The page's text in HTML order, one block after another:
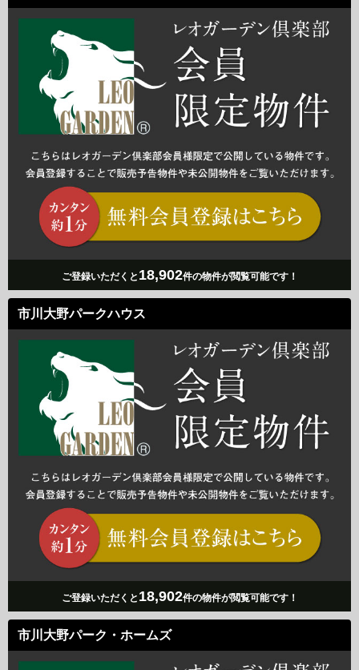
ご登録いただくと 18,902件の物件が閲覧可能です！
市川大野パークハウス
ご登録いただくと 18,902件の物件が閲覧可能です！
市川大野パーク・ホームズ